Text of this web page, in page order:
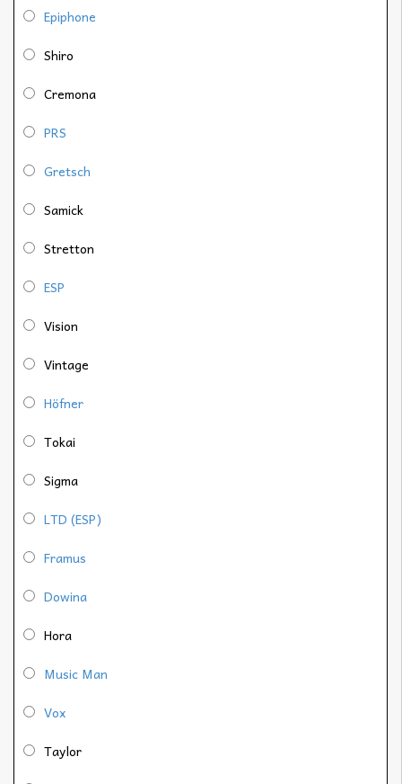
Epiphone
Shiro
Cremona
PRS
Gretsch
Samick
Stretton
ESP
Vision
Vintage
Höfner
Tokai
Sigma
LTD (ESP)
Framus
Dowina
Hora
Music Man
Vox
Taylor